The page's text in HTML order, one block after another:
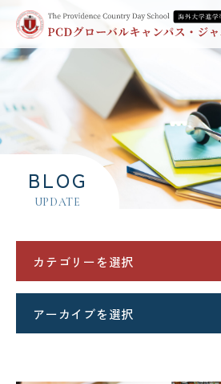
はじめての方へ
コース
よくある質問
教育関係者様へ
BLOG
UPDATE